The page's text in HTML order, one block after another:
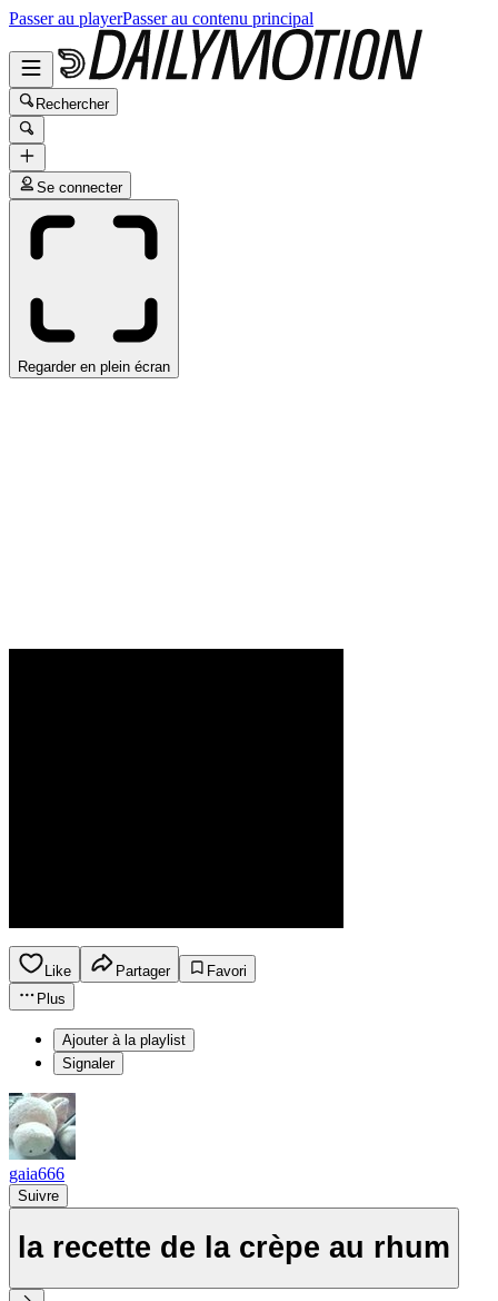
Passer au playerPasser au contenu principal
Rechercher
Se connecter
Regarder en plein écran
Like Partager
Favori
Plus
Ajouter à la playlist
Signaler
gaia666
Suivre
la recette de la crèpe au rhum